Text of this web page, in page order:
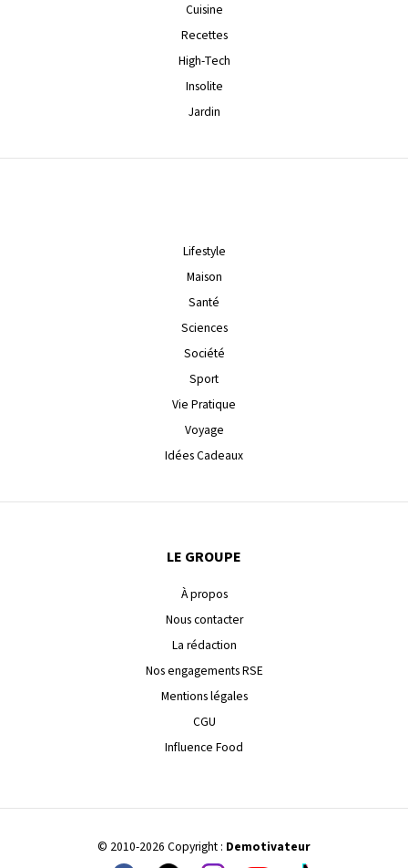
Cuisine
Recettes
High-Tech
Insolite
Jardin
Lifestyle
Maison
Santé
Sciences
Société
Sport
Vie Pratique
Voyage
Idées Cadeaux
LE GROUPE
À propos
Nous contacter
La rédaction
Nos engagements RSE
Mentions légales
CGU
Influence Food
© 2010-2026 Copyright : Demotivateur